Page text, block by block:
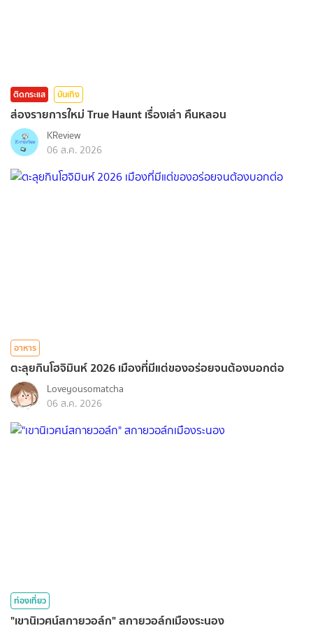
ติดกระแส บันเทิง
ส่องรายการใหม่ True Haunt เรื่องเล่า คืนหลอน
KReview
06 ส.ค. 2026
อาหาร
ตะลุยกินโฮจิมินห์ 2026 เมืองที่มีแต่ของอร่อยจนต้องบอกต่อ
Loveyousomatcha
06 ส.ค. 2026
ท่องเที่ยว
"เขานิเวศน์สกายวอล์ก" สกายวอล์กเมืองระนอง